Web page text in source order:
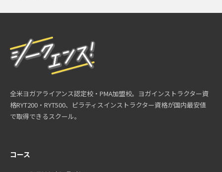
全米ヨガアライアンス認定校・PMA加盟校。ヨガインストラクター資
格RYT200・RYT500、ピラティスインストラクター資格が国内最安値
で取得できるスクール。
コース